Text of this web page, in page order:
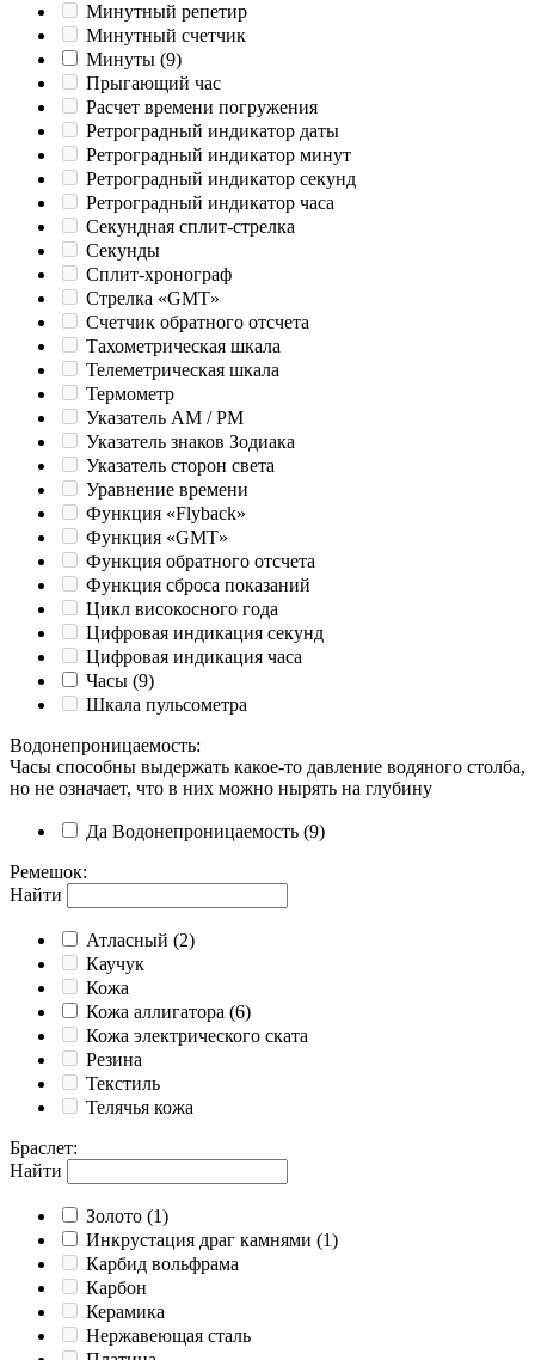
Минутный репетир
Минутный счетчик
Минуты (9)
Прыгающий час
Расчет времени погружения
Ретроградный индикатор даты
Ретроградный индикатор минут
Ретроградный индикатор секунд
Ретроградный индикатор часа
Секундная сплит-стрелка
Секунды
Сплит-хронограф
Стрелка «GMT»
Счетчик обратного отсчета
Тахометрическая шкала
Телеметрическая шкала
Термометр
Указатель AM / PM
Указатель знаков Зодиака
Указатель сторон света
Уравнение времени
Функция «Flyback»
Функция «GMT»
Функция обратного отсчета
Функция сброса показаний
Цикл високосного года
Цифровая индикация секунд
Цифровая индикация часа
Часы (9)
Шкала пульсометра
Водонепроницаемость:
Часы способны выдержать какое-то давление водяного столба,
но не означает, что в них можно нырять на глубину
Да Водонепроницаемость (9)
Ремешок:
Найти
Атласный (2)
Каучук
Кожа
Кожа аллигатора (6)
Кожа электрического ската
Резина
Текстиль
Телячья кожа
Браслет:
Найти
Золото (1)
Инкрустация драг камнями (1)
Карбид вольфрама
Карбон
Керамика
Нержавеющая сталь